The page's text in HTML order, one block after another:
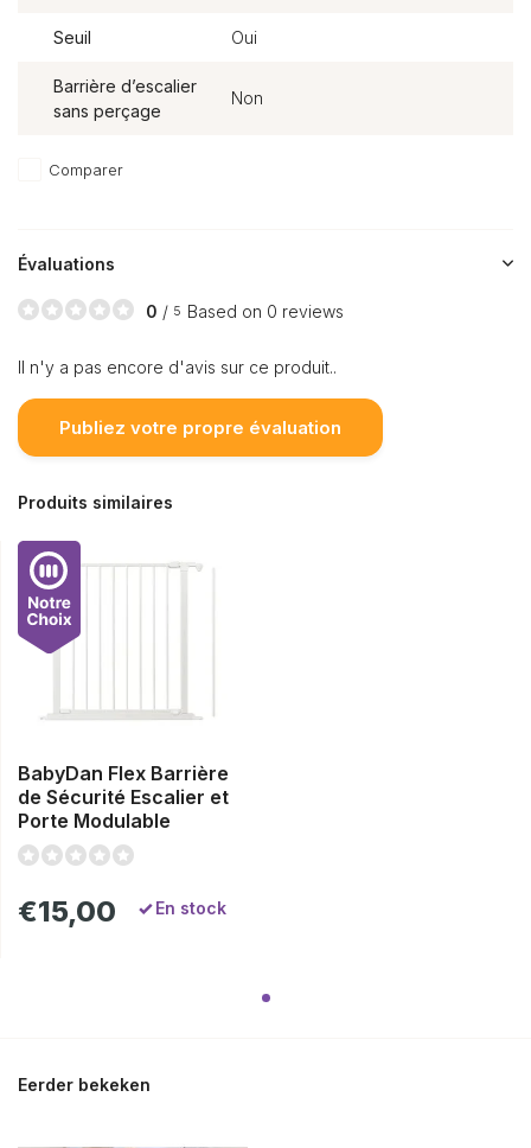
Seuil Oui
Barrière d’escalier
sans perçage
Non
Comparer
Évaluations
0 / 5 Based on 0 reviews
Il n'y a pas encore d'avis sur ce produit..
Publiez votre propre évaluation
Produits similaires
BabyDan Flex Barrière
de Sécurité Escalier et
Porte Modulable
€15,00 En stock
Eerder bekeken